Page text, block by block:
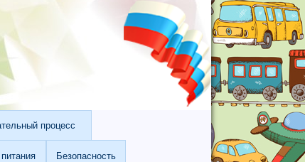
процесс
Безопасность